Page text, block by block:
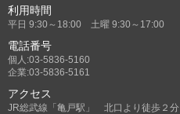
利用時間
平日 9:30～18:00 土曜 9:30～17:00
電話番号
個人:03-5836-5160
企業:03-5836-5161
アクセス
JR総武線「亀戸駅」 北口より徒歩２分